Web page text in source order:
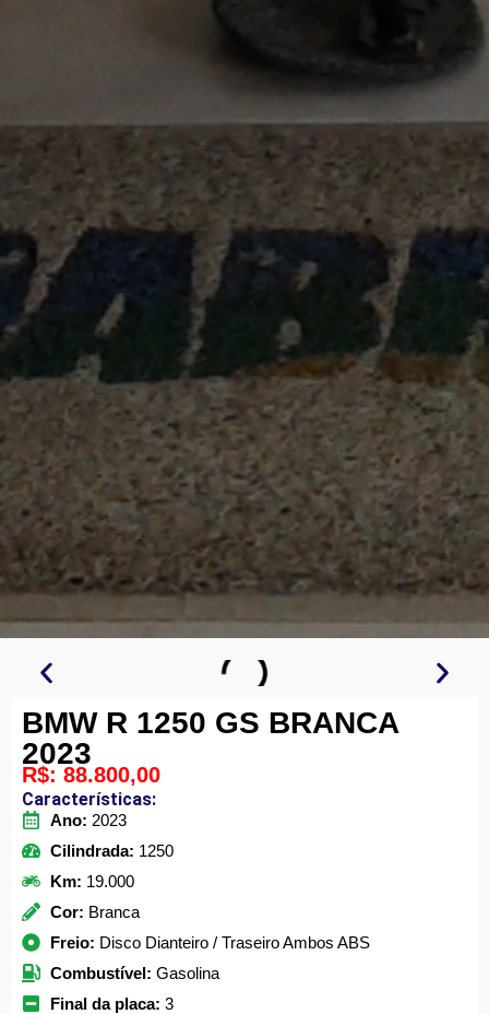
BMW R 1250 GS BRANCA
2023
R$: 88.800,00
Características:
Ano: 2023
Cilindrada: 1250
Km: 19.000
Cor: Branca
Freio: Disco Dianteiro / Traseiro Ambos ABS
Combustível:Gasolina
Final da placa:3